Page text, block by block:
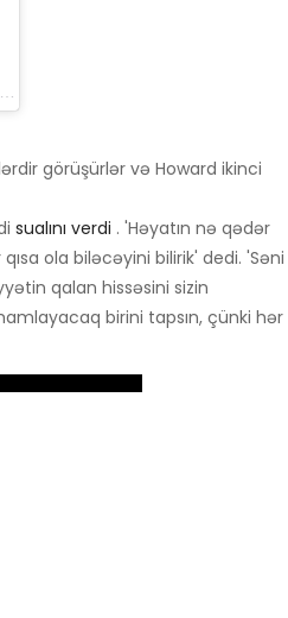
görüşürlər və Howard ikinci
sualını verdi . 'Həyatın nə qədər
ola biləcəyini bilirik' dedi. 'Səni
qalan hissəsini sizin
birini tapsın, çünki hər